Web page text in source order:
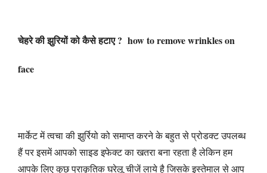
चेहरे की झुरियों को कैसे हटाए ? how to remove wrinkles on
face
मार्केट में त्वचा की झुर्रियो को समाप्त करने के बहुत से प्रोडक्ट उपलब्ध
हैं पर इसमें आपको साइड इफेक्ट का खतरा बना रहता है लेकिन हम
आपके लिए कुछ प्राकृतिक घरेलू चीजें लाये है जिसके इस्तेमाल से आप